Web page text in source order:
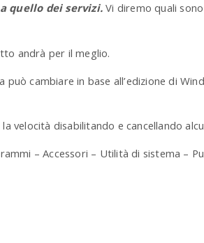
quello dei servizi. Vi diremo quali
andrà per il meglio.
può cambiare in base all’edizione di
velocità disabilitando e cancellando
– Accessori – Utilità di sistema –